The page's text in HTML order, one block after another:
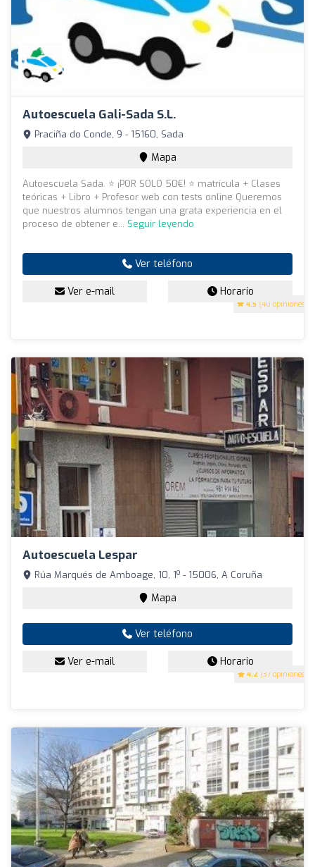
Autoescuela Gali-Sada S.L.
4.5 (40 opiniones)
Praciña do Conde, 9 - 15160, Sada
Mapa
Autoescuela Sada. ⭐ ¡POR SOLO 50€! ⭐ matrícula + Clases
teóricas + Libro + Profesor web con tests online Queremos
que nuestros alumnos tengan una grata experiencia en el
proceso de obtener e... Seguir leyendo
Ver teléfono
Ver e-mail Horario
Autoescuela Lespar
4.2 (37 opiniones)
Rúa Marqués de Amboage, 10, 1º - 15006, A Coruña
Mapa
Ver teléfono
Ver e-mail Horario